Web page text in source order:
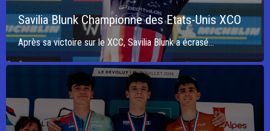
Savilia Blunk Championne des Etats-Unis XCO
Après sa victoire sur le XCC, Savilia Blunk a écrasé...